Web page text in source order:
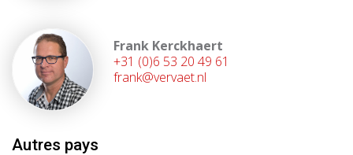
Frank Kerckhaert
+31 (0)6 53 20 49 61
frank@vervaet.nl
Autres pays